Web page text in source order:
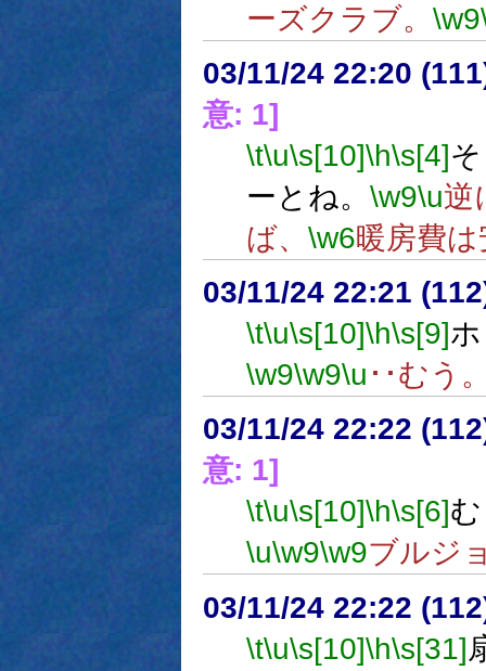
ーズクラブ。 \w9
03/11/24 22:20
意: 1]
\t\u\s[10]\h\s[4]
ーとね。 \w9\u逆
ば、 \w6暖房費
03/11/24 22:21
\t\u\s[10]\h\s[9]
\w9\w9\u ･･むう
03/11/24 22:22
意: 1]
\t\u\s[10]\h\s[6]
\u\w9\w9ブルジ
03/11/24 22:22
\t\u\s[10]\h\s[31]